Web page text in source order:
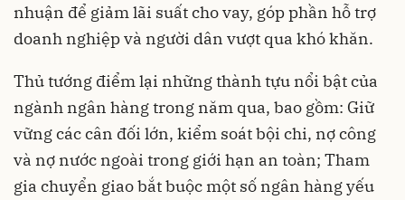
nhuận để giảm lãi suất cho vay, góp phần hỗ trợ
doanh nghiệp và người dân vượt qua khó khăn.
Thủ tướng điểm lại những thành tựu nổi bật của
ngành ngân hàng trong năm qua, bao gồm: Giữ
vững các cân đối lớn, kiểm soát bội chi, nợ công
và nợ nước ngoài trong giới hạn an toàn; Tham
gia chuyển giao bắt buộc một số ngân hàng yếu